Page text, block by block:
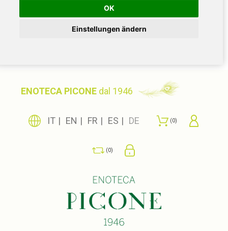
OK
Einstellungen ändern
ENOTECA PICONE dal 1946
IT EN FR ES DE 0
0